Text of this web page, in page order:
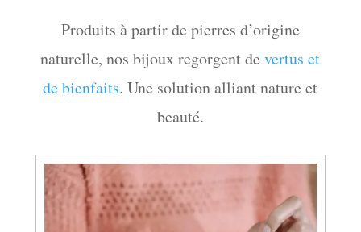
Produits à partir de pierres d’origine
naturelle, nos bijoux regorgent devertus et
de bienfaits. Une solution alliant nature et
beauté.